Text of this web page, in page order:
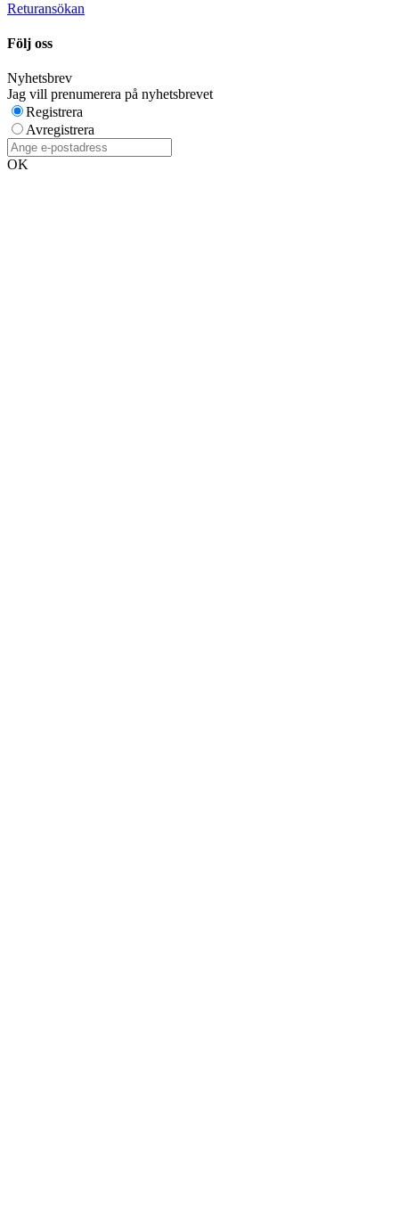
Returansökan
Följ oss
Nyhetsbrev
Jag vill prenumerera på nyhetsbrevet
Registrera
Avregistrera
OK